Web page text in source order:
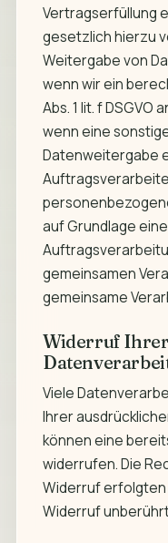
Vertragserfüllung
gesetzlich hierzu
Weitergabe von
wenn wir ein
Abs. 1 lit. f
wenn eine
Datenweitergabe
auf Grundlage
gemeinsamen
gemeinsame
Widerruf
Viele
Ihrer
können eine
widerrufen. Die
Widerruf
Widerruf